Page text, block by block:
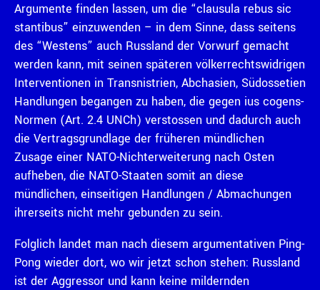
Argumente finden lassen, um die “clausula rebus sic
stantibus” einzuwenden – in dem Sinne, dass seitens
des “Westens” auch Russland der Vorwurf gemacht
werden kann, mit seinen späteren völkerrechtswidrigen
Interventionen in Transnistrien, Abchasien, Südossetien
Handlungen begangen zu haben, die gegen ius cogens-
Normen (Art. 2.4 UNCh) verstossen und dadurch auch
die Vertragsgrundlage der früheren mündlichen
Zusage einer NATO-Nichterweiterung nach Osten
aufheben, die NATO-Staaten somit an diese
mündlichen, einseitigen Handlungen / Abmachungen
ihrerseits nicht mehr gebunden zu sein.
Folglich landet man nach diesem argumentativen Ping-
Pong wieder dort, wo wir jetzt schon stehen: Russland
ist der Aggressor und kann keine mildernden